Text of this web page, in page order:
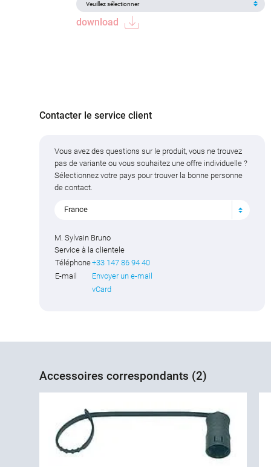
download
Contacter le service client
Vous avez des questions sur le produit, vous ne trouvez
pas de variante ou vous souhaitez une offre individuelle ?
Sélectionnez votre pays pour trouver la bonne personne
de contact.
France
M. Sylvain Bruno
Service à la clientele
Téléphone+33 147 86 94 40
E-mail
Envoyer un e-mail
vCard
Accessoires correspondants (2)